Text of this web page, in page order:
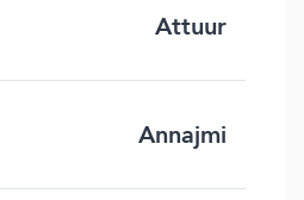
Attuur
Annajmi